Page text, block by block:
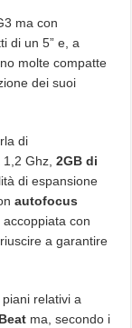
ma con
di un 5” e, a
molte compatte
dei suoi
di
1,2 Ghz, 2GB di
di espansione
autofocus
accoppiata con
a garantire
relativi a
ma, secondo i